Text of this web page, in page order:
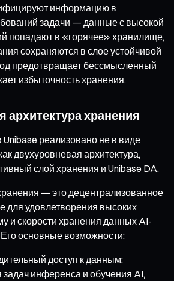
информацию в
задачи — данные с высокой
попадают в «горячее» хранилище,
сохраняются в слое устойчивой
предотвращает бессмысленный
избыточность хранения.
архитектура хранения
реализовано не в виде
двухуровневая архитектура,
слой хранения и Unibase DA.
— это децентрализованное
для удовлетворения высоких
и скорости хранения данных AI-
основные возможности:
доступ к данным:
инференса и обучения AI,